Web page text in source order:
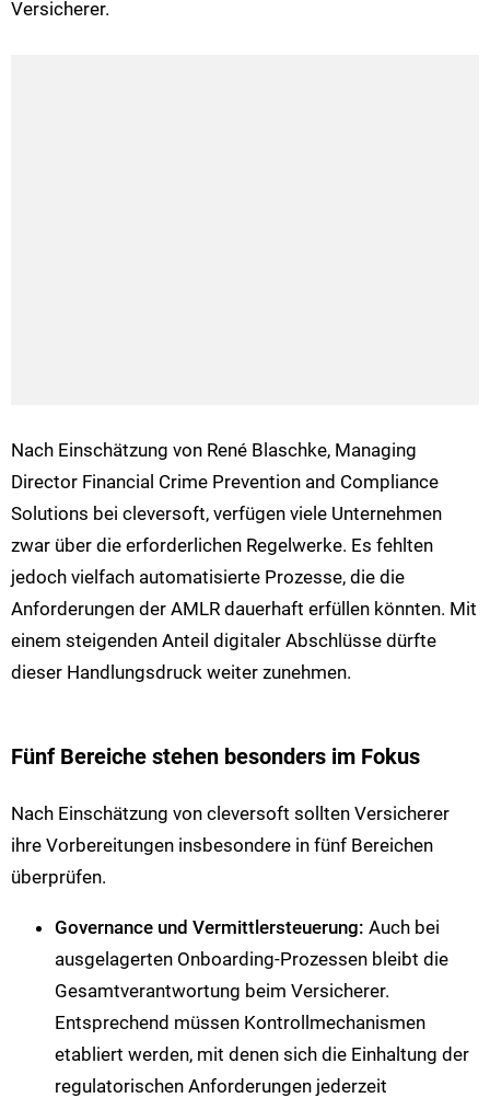
Versicherer.
Nach Einschätzung von René Blaschke, Managing
Director Financial Crime Prevention and Compliance
Solutions bei cleversoft, verfügen viele Unternehmen
zwar über die erforderlichen Regelwerke. Es fehlten
jedoch vielfach automatisierte Prozesse, die die
Anforderungen der AMLR dauerhaft erfüllen könnten. Mit
einem steigenden Anteil digitaler Abschlüsse dürfte
dieser Handlungsdruck weiter zunehmen.
Fünf Bereiche stehen besonders im Fokus
Nach Einschätzung von cleversoft sollten Versicherer
ihre Vorbereitungen insbesondere in fünf Bereichen
überprüfen.
Governance und Vermittlersteuerung: Auch bei
ausgelagerten Onboarding-Prozessen bleibt die
Gesamtverantwortung beim Versicherer.
Entsprechend müssen Kontrollmechanismen
etabliert werden, mit denen sich die Einhaltung der
regulatorischen Anforderungen jederzeit